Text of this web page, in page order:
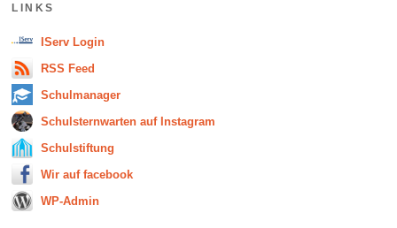
LINKS
IServ Login
RSS Feed
Schulmanager
Schulsternwarten auf Instagram
Schulstiftung
Wir auf facebook
WP-Admin